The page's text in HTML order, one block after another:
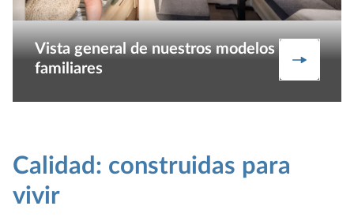
Vista general de nuestros modelos
familiares
Calidad: construidas para
vivir